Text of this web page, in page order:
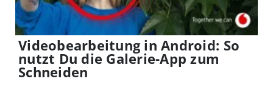
Videobearbeitung in Android: So
nutzt Du die Galerie-App zum
Schneiden